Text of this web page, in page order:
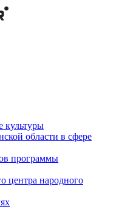
культуры
области в сфере
программы
центра народного